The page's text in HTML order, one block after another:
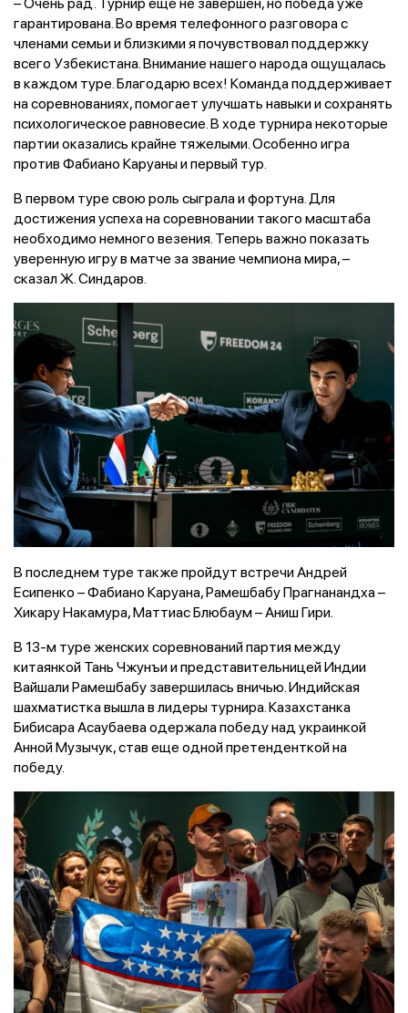
гарантирована. Во время телефонного разговора с
членами семьи и близкими я почувствовал поддержку
всего Узбекистана. Внимание нашего народа ощущалась
в каждом туре. Благодарю всех! Команда поддерживает
на соревнованиях, помогает улучшать навыки и сохранять
психологическое равновесие. В ходе турнира некоторые
партии оказались крайне тяжелыми. Особенно игра
против Фабиано Каруаны и первый тур.
В первом туре свою роль сыграла и фортуна. Для
достижения успеха на соревновании такого масштаба
необходимо немного везения. Теперь важно показать
уверенную игру в матче за звание чемпиона мира, –
сказал Ж. Синдаров.
В последнем туре также пройдут встречи Андрей
Есипенко – Фабиано Каруана, Рамешбабу Прагнанандха –
Хикару Накамура, Маттиас Блюбаум – Аниш Гири.
В 13-м туре женских соревнований партия между
китаянкой Тань Чжунъи и представительницей Индии
Вайшали Рамешбабу завершилась вничью. Индийская
шахматистка вышла в лидеры турнира. Казахстанка
Бибисара Асаубаева одержала победу над украинкой
Анной Музычук, став еще одной претенденткой на
победу.